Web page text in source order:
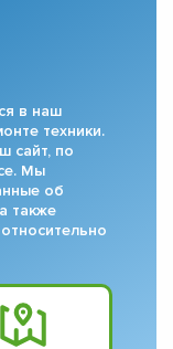
в наш
техники.
сайт, по
Мы
об
также